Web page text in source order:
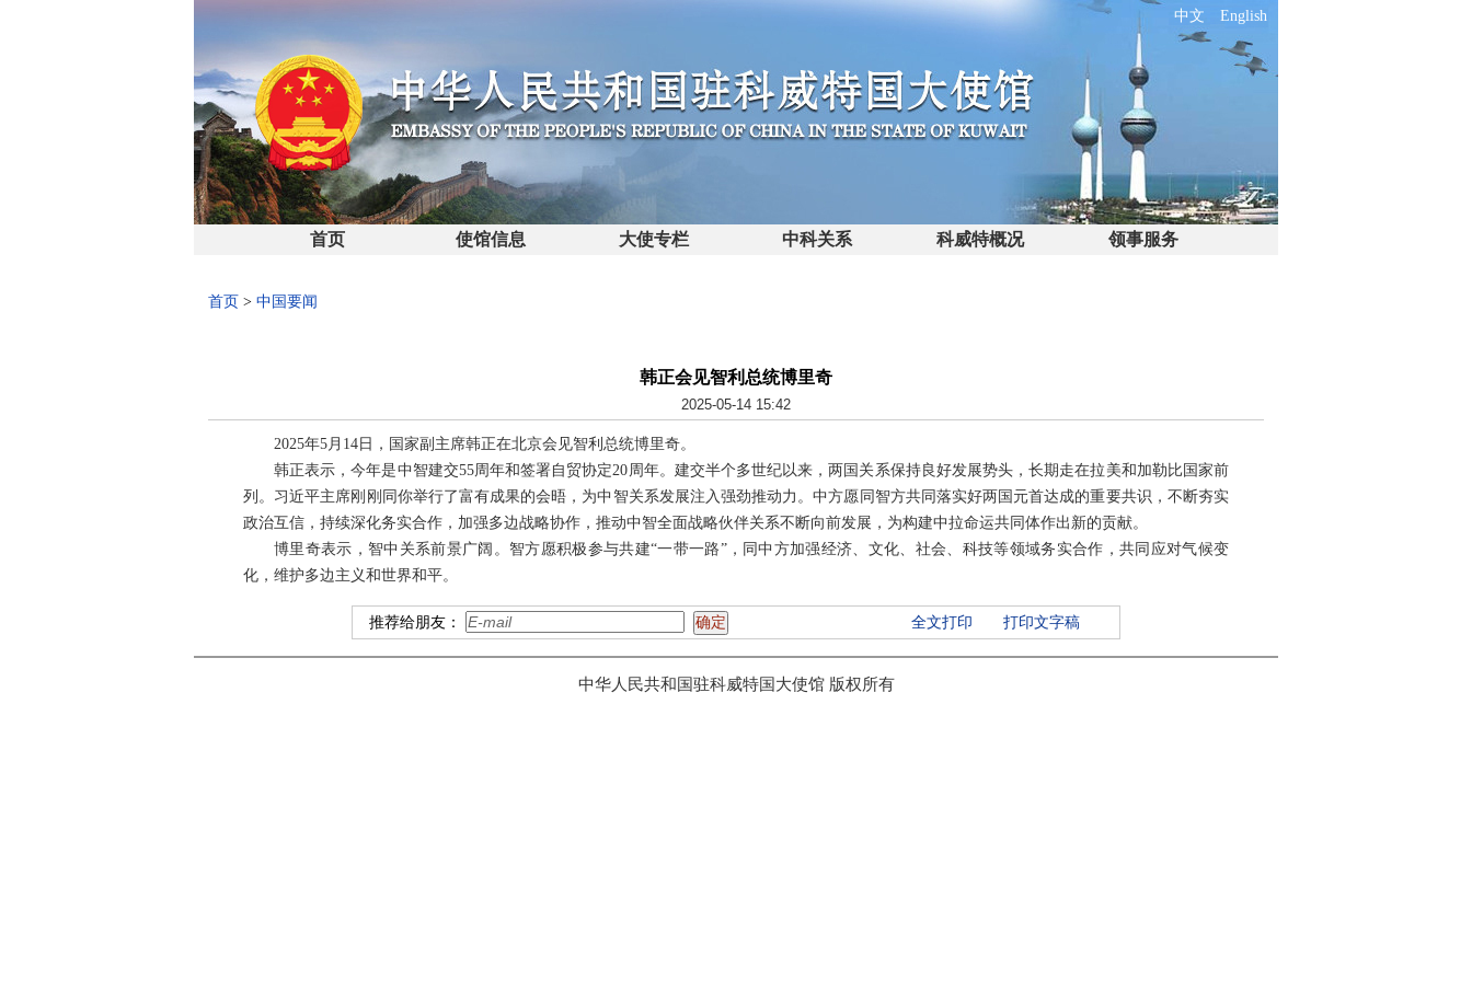
中文 English
首页 使馆信息 大使专栏 中科关系 科威特概况 领事服务
首页 > 中国要闻
韩正会见智利总统博里奇
2025-05-14 15:42
2025年5月14日，国家副主席韩正在北京会见智利总统博里奇。
韩正表示，今年是中智建交55周年和签署自贸协定20周年。建交半个多世纪以来，两国关系保持良好发展势头，长期走在拉美和加勒比国家前
列。习近平主席刚刚同你举行了富有成果的会晤，为中智关系发展注入强劲推动力。中方愿同智方共同落实好两国元首达成的重要共识，不断夯实
政治互信，持续深化务实合作，加强多边战略协作，推动中智全面战略伙伴关系不断向前发展，为构建中拉命运共同体作出新的贡献。
博里奇表示，智中关系前景广阔。智方愿积极参与共建“一带一路”，同中方加强经济、文化、社会、科技等领域务实合作，共同应对气候变
化，维护多边主义和世界和平。
推荐给朋友： 全文打印 打印文字稿
中华人民共和国驻科威特国大使馆 版权所有